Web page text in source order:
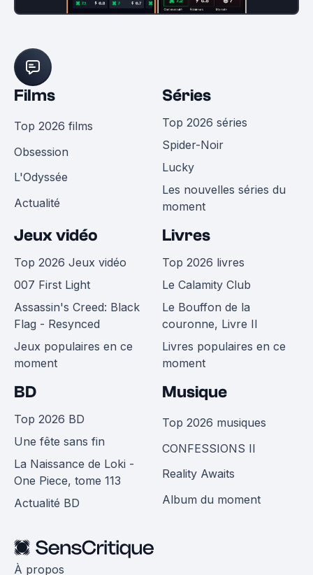
Films
Top 2026 films
Obsession
L'Odyssée
Actualité
Séries
Top 2026 séries
Spider-Noir
Lucky
Les nouvelles séries du
moment
Jeux vidéo
Top 2026 Jeux vidéo
007 First Light
Assassin's Creed: Black
Flag - Resynced
Jeux populaires en ce
moment
Livres
Top 2026 livres
Le Calamity Club
Le Bouffon de la
couronne, Livre II
Livres populaires en ce
moment
BD
Top 2026 BD
Une fête sans fin
La Naissance de Loki -
One Piece, tome 113
Actualité BD
Musique
Top 2026 musiques
CONFESSIONS II
Reality Awaits
Album du moment
À propos